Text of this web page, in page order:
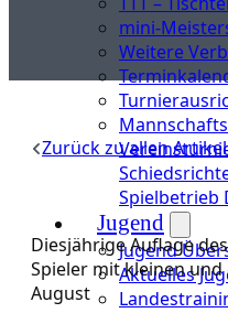
mini-
Weitere
Spielbetrieb
Jugend
Jugend
Aktuelles
Zurück zu allen
Diesjährige Auflage
Spieler mit kleinen
August